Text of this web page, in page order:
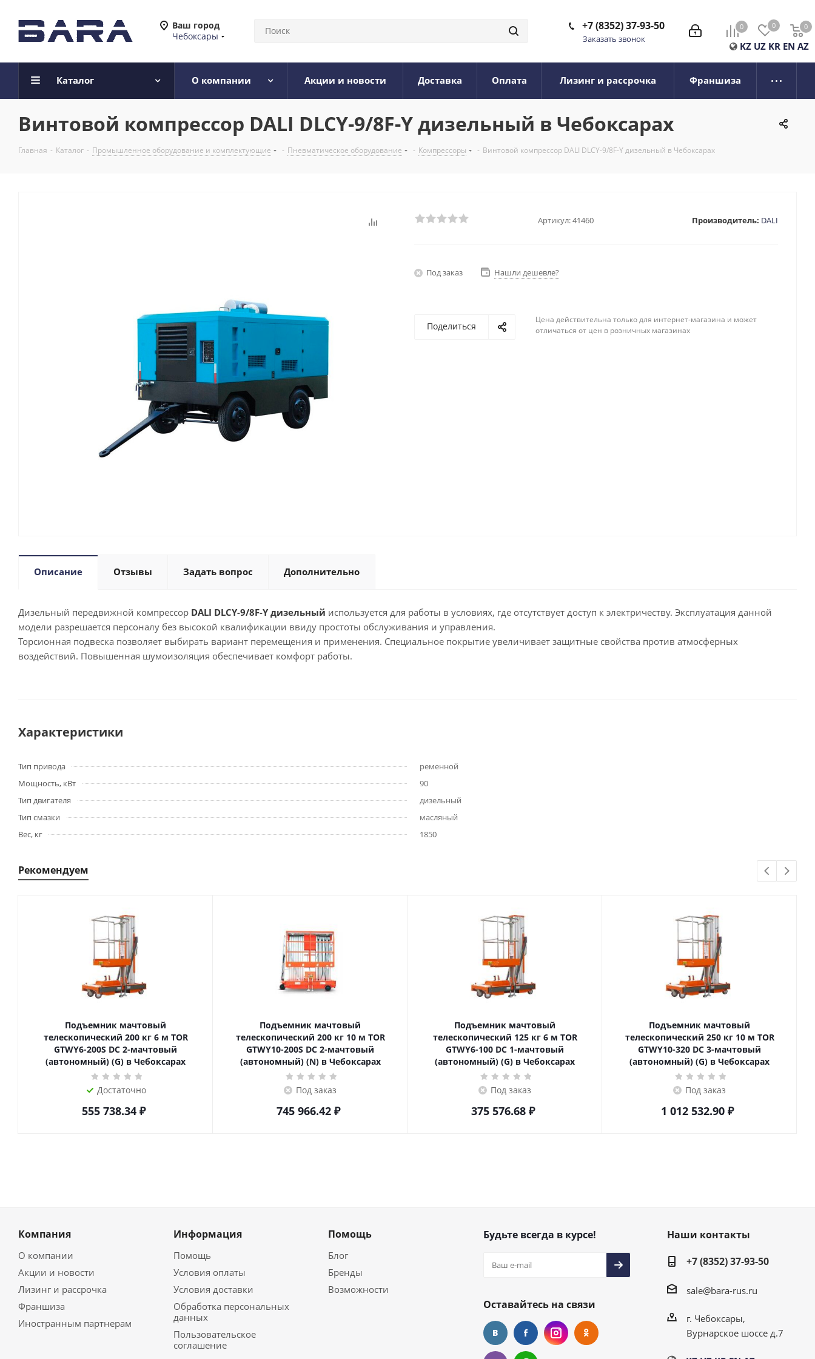
Ваш город
Чебоксары
0 0 0
0
KZ UZ KR EN AZ
+7 (8352) 37-93-50
Заказать звонок
Каталог О компании Акции и новости Доставка Оплата Лизинг и рассрочка Франшиза
Винтовой компрессор DALI DLCY-9/8F-Y дизельный в Чебоксарах
Главная - Каталог - Промышленное оборудование и комплектующие - Пневматическое оборудование - Компрессоры - Винтовой компрессор DALI DLCY-9/8F-Y дизельный в Чебоксарах
Артикул:41460 Производитель: DALI
Под заказ Нашли дешевле?
Поделиться
Цена действительна только для интернет-магазина и может
отличаться от цен в розничных магазинах
Описание Отзывы Задать вопрос Дополнительно
Дизельный передвижной компрессор DALI DLCY-9/8F-Y дизельный используется для работы в условиях, где отсутствует доступ к электричеству. Эксплуатация данной
модели разрешается персоналу без высокой квалификации ввиду простоты обслуживания и управления.
Торсионная подвеска позволяет выбирать вариант перемещения и применения. Специальное покрытие увеличивает защитные свойства против атмосферных
воздействий. Повышенная шумоизоляция обеспечивает комфорт работы.
Характеристики
Тип привода
ременной
Мощность, кВт
90
Тип двигателя
дизельный
Тип смазки
масляный
Вес, кг
1850
Рекомендуем
Подъемник мачтовый
телескопический 200 кг 6 м TOR
GTWY6-200S DC 2-мачтовый
(автономный) (G) в Чебоксарах
Достаточно
555 738.34₽
Подъемник мачтовый
телескопический 200 кг 10 м TOR
GTWY10-200S DC 2-мачтовый
(автономный) (N) в Чебоксарах
Под заказ
745 966.42₽
Подъемник мачтовый
телескопический 125 кг 6 м TOR
GTWY6-100 DC 1-мачтовый
(автономный) (G) в Чебоксарах
Под заказ
375 576.68₽
Подъемник мачтовый
телескопический 250 кг 10 м TOR
GTWY10-320 DC 3-мачтовый
(автономный) (G) в Чебоксарах
Под заказ
1 012 532.90 ₽
Компания
О компании
Акции и новости
Лизинг и рассрочка
Франшиза
Иностранным партнерам
Информация
Помощь
Условия оплаты
Условия доставки
Обработка персональных
данных
Пользовательское
соглашение
Помощь
Блог
Бренды
Возможности
Будьте всегда в курсе!
Оставайтесь на связи
Наши контакты
+7 (8352) 37-93-50
sale@bara-rus.ru
г. Чебоксары,
Вурнарское шоссе д.7